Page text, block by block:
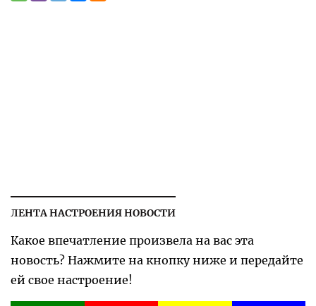
ЛЕНТА НАСТРОЕНИЯ НОВОСТИ
Какое впечатление произвела на вас эта
новость? Нажмите на кнопку ниже и передайте
ей свое настроение!